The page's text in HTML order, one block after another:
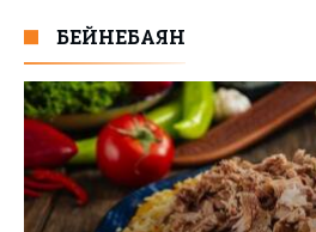
БЕЙНЕБАЯН